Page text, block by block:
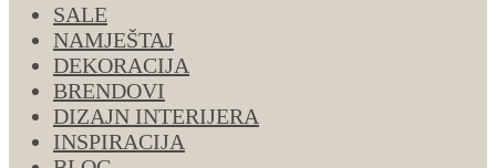
SALE
NAMJEŠTAJ
DEKORACIJA
BRENDOVI
DIZAJN INTERIJERA
INSPIRACIJA